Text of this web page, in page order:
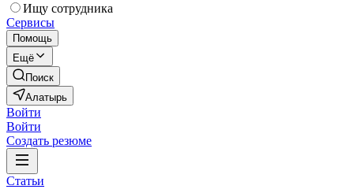
Ищу сотрудника
Сервисы
Помощь
Ещё
Поиск
Алатырь
Войти
Войти
Создать резюме
Статьи